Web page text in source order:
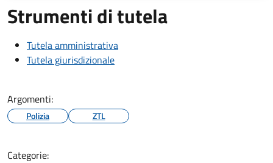
Strumenti di tutela
Tutela amministrativa
Tutela giurisdizionale
Argomenti:
Polizia ZTL
Categorie: